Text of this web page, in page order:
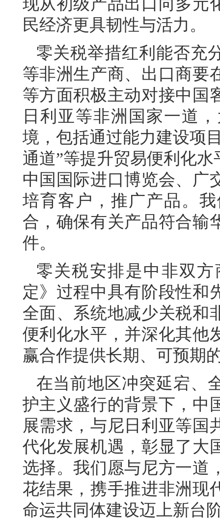
现从初级产品出口向多元
民经济更具韧性与活力。
零关税举措红利能否充
等非洲生产商、出口商要
等方面积极主动对接中国
日利亚等非洲国家一道
境，包括通过能力建设项
通道”等提升贸易便利化
中国国际进口博览会、广
培育客户，推广产品。
合，确保有关产品符合输
件。
零关税安排是中非双
定》过程中具有阶段性和
全面、系统地减少关税和
便利化水平，并深化其他
赢合作提供长期、可预期
在当前地区冲突延宕、
护主义盛行的背景下，中
展需求，与尼日利亚等国
代化发展机遇，彰显了大
选择。我们愿与尼方一道
花结果，携手推进非洲现
命运共同体建设迈上新台